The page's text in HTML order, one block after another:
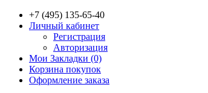
+7 (495) 135-65-40
Личный кабинет
Регистрация
Авторизация
Мои Закладки (0)
Корзина покупок
Оформление заказа